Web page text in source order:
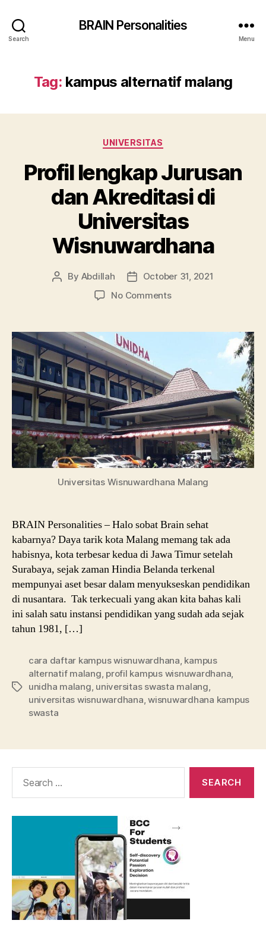
Search
BRAIN Personalities
Menu
Tag: kampus alternatif malang
Categories
UNIVERSITAS
Profil lengkap Jurusan
dan Akreditasi di
Universitas
Wisnuwardhana
Post
By Abdillah
PostOctober 31, 2021
No Commentson
Jurusan
di
Universitas
Wisnuwardhana
Universitas Wisnuwardhana Malang
BRAIN Personalities – Halo sobat Brain sehat
kabarnya? Daya tarik kota Malang memang tak ada
habisnya, kota terbesar kedua di Jawa Timur setelah
Surabaya, sejak zaman Hindia Belanda terkenal
mempunyai aset besar dalam menyukseskan pendidikan
di nusantara. Tak terkecuali yang akan kita bahas kali
ini salah satu instansi pendidikan yang sudah ada sejak
tahun 1981, […]
Tags
cara daftar kampus wisnuwardhana kampus
alternatif malang profil kampus wisnuwardhana
unidha malang universitas swasta malang
universitas wisnuwardhana ,wisnuwardhana kampus
swasta